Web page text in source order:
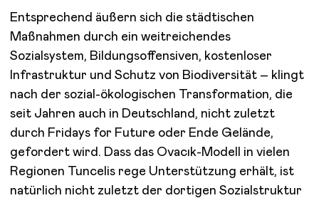
Entsprechend äußern sich die städtischen
Maßnahmen durch ein weitreichendes
Sozialsystem, Bildungsoffensiven, kostenloser
Infrastruktur und Schutz von Biodiversität – klingt
nach der sozial-ökologischen Transformation, die
seit Jahren auch in Deutschland, nicht zuletzt
durch Fridays for Future oder Ende Gelände,
gefordert wird. Dass das Ovacık-Modell in vielen
Regionen Tuncelis rege Unterstützung erhält, ist
natürlich nicht zuletzt der dortigen Sozialstruktur